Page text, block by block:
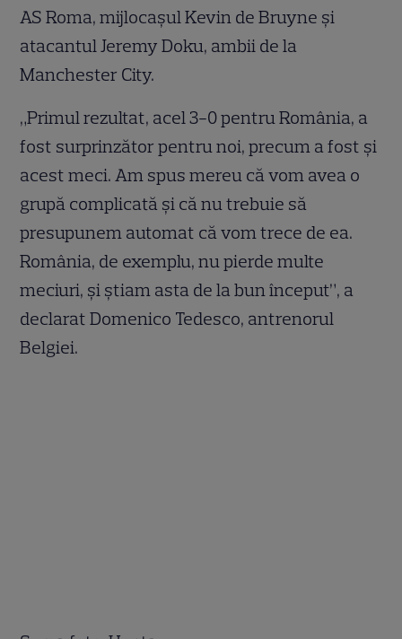
AS Roma, mijlocașul Kevin de Bruyne și
atacantul Jeremy Doku, ambii de la
Manchester City.
„Primul rezultat, acel 3-0 pentru România, a
fost surprinzător pentru noi, precum a fost și
acest meci. Am spus mereu că vom avea o
grupă complicată și că nu trebuie să
presupunem automat că vom trece de ea.
România, de exemplu, nu pierde multe
meciuri, și știam asta de la bun început”, a
declarat Domenico Tedesco, antrenorul
Belgiei.